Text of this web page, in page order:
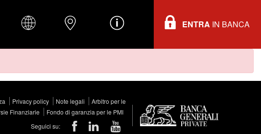
ENTRA IN BANCA
Privacy policy Note legali
Arbitro per le
Finanziarie
Fondo di garanzia per le PMI
Seguici su: